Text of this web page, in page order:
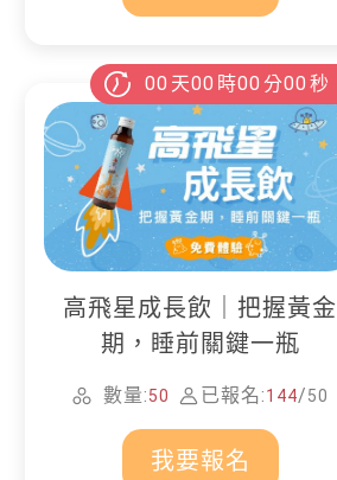
00 天00 時00 分00 秒
高飛星成長飲｜把握黃金
期，睡前關鍵一瓶
數量:50 已報名:144/50
我要報名